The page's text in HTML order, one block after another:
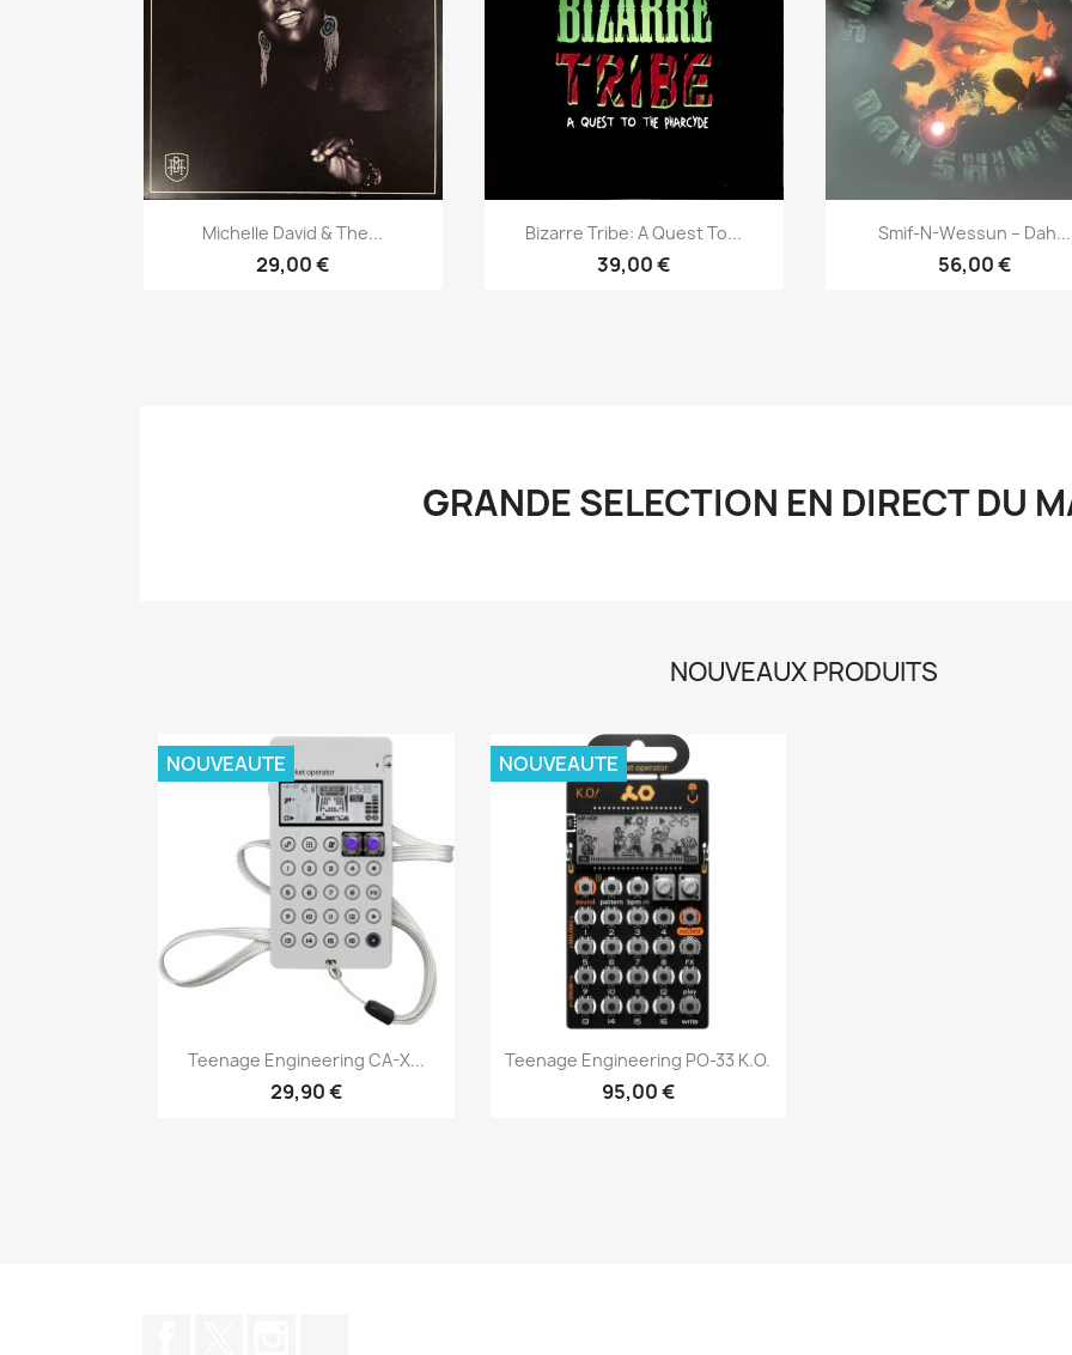
Aperçu rapide
Michelle David & The...
29,00 €
Aperçu rapide
Bizarre Tribe: A Quest To...
39,00 €
Aperçu rapide
Smif-N-Wessun ‎– Dah...
56,00 €
GRANDE SELECTION EN DIRECT DU
NOUVEAUX PRODUITS
Aperçu rapide
Teenage Engineering CA-X...
29,90 €
NOUVEAUTE
Aperçu rapide
Teenage Engineering PO-33 K.O.
95,00 €
NOUVEAUTE